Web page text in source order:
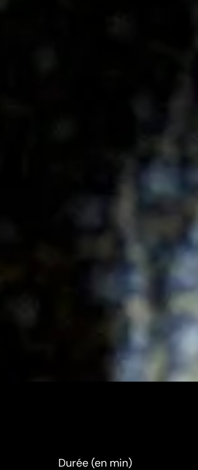
Durée (en min)